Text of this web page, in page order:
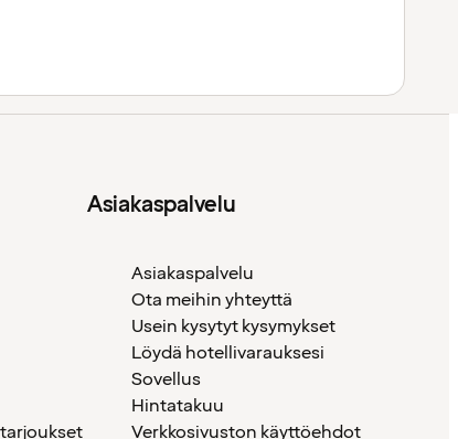
Asiakaspalvelu
Asiakaspalvelu
Ota meihin yhteyttä
Usein kysytyt kysymykset
Löydä hotellivarauksesi
Sovellus
Hintatakuu
Verkkosivuston käyttöehdot